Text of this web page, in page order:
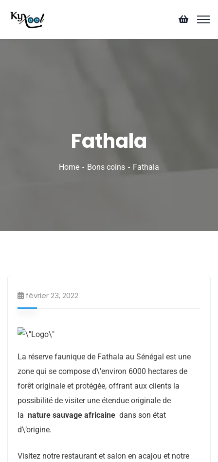
Fathala
Home Bons coins Fathala
février 23, 2022
La réserve faunique de Fathala au Sénégal est une
zone qui se compose d\’environ 6000 hectares de
forêt originale et protégée, offrant aux clients la
possibilité de visiter une étendue originale de
la nature sauvage africaine dans son état
d\’origine.
Visitez notre restaurant et salon en acajou et notre